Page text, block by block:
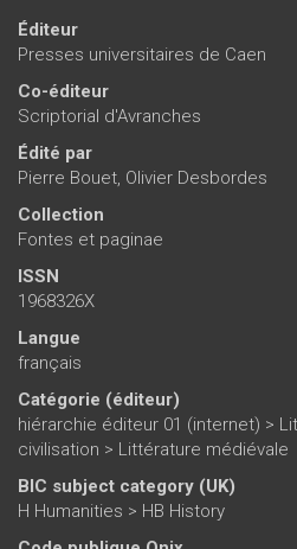
Éditeur
Presses universitaires de Caen
Co-éditeur
Scriptorial d'Avranches
Édité par
Pierre Bouet, Olivier Desbordes
Collection
Fontes et paginae
ISSN
1968326X
Langue
français
Catégorie (éditeur)
hiérarchie éditeur 01 (internet) >
civilisation > Littérature médiévale
BIC subject category (UK)
H Humanities > HB History